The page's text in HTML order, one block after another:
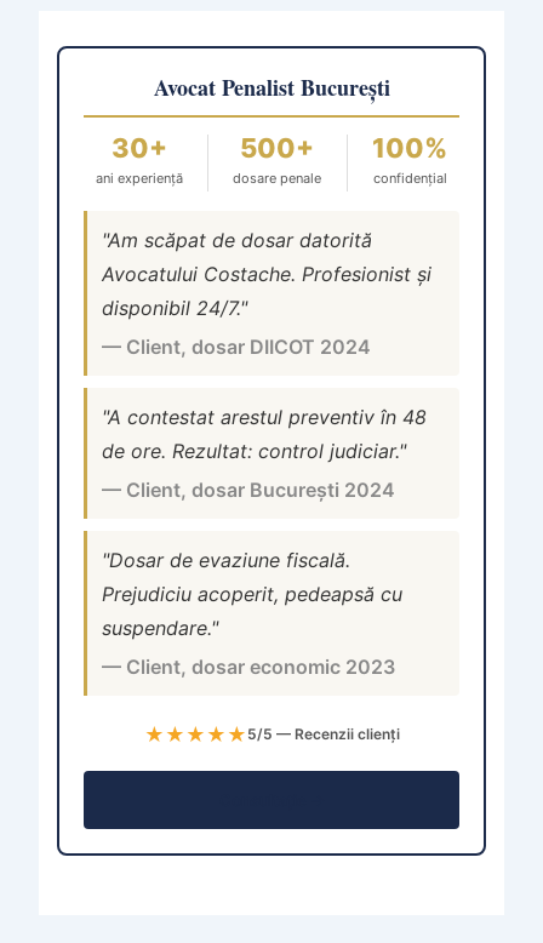
Avocat Penalist București
30+
ani experiență
500+
dosare penale
100%
confidențial
"Am scăpat de dosar datorită
Avocatului Costache. Profesionist și
disponibil 24/7."
— Client, dosar DIICOT 2024
"A contestat arestul preventiv în 48
de ore. Rezultat: control judiciar."
— Client, dosar București 2024
"Dosar de evaziune fiscală.
Prejudiciu acoperit, pedeapsă cu
suspendare."
— Client, dosar economic 2023
★★★★★ 5/5 — Recenzii clienți